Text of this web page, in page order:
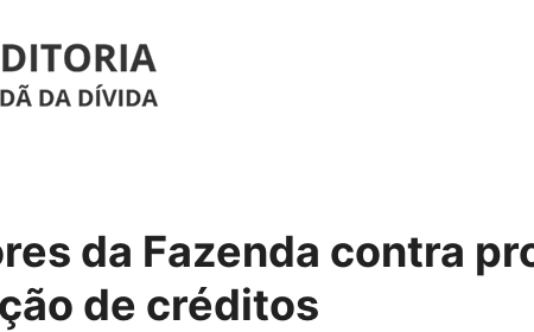
da Fazenda contra
de créditos